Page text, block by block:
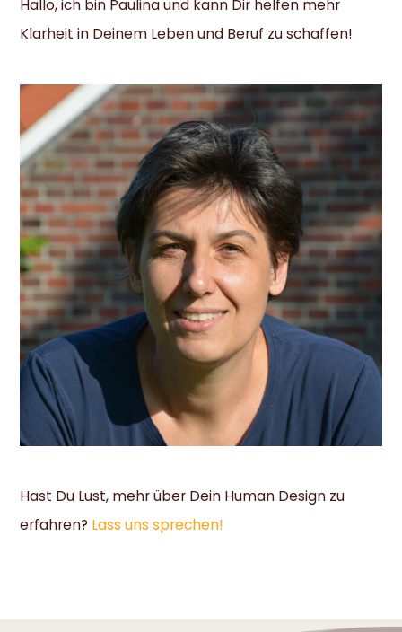
Hallo, ich bin Paulina und kann Dir helfen mehr
Klarheit in Deinem Leben und Beruf zu schaffen!
Hast Du Lust, mehr über Dein Human Design zu
erfahren? Lass uns sprechen!